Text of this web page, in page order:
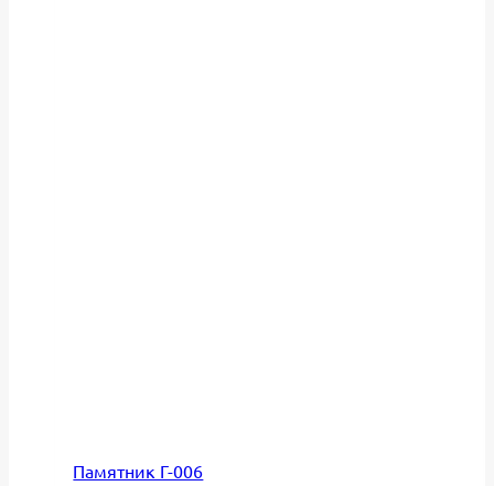
Памятник Г-006